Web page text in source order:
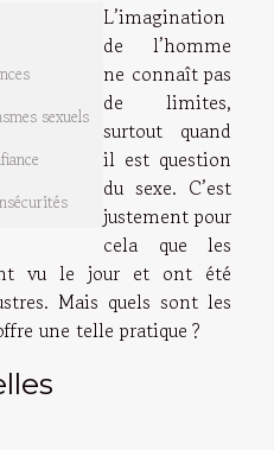
sexuels
L’imagination
de l’homme
ne connaît pas
de limites,
surtout quand
il est question
du sexe. C’est
justement pour
cela que les
vu le jour et ont été
Mais quels sont les
une telle pratique ?